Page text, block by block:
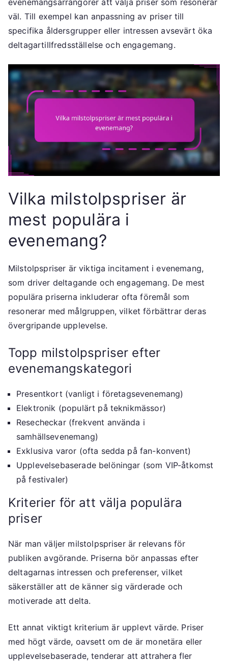
evenemangsarrangörer att välja priser som resonerar
väl. Till exempel kan anpassning av priser till
specifika åldersgrupper eller intressen avsevärt öka
deltagartillfredsställelse och engagemang.
Vilka milstolpspriser är
mest populära i
evenemang?
Milstolpspriser är viktiga incitament i evenemang,
som driver deltagande och engagemang. De mest
populära priserna inkluderar ofta föremål som
resonerar med målgruppen, vilket förbättrar deras
övergripande upplevelse.
Topp milstolpspriser efter
evenemangskategori
Presentkort (vanligt i företagsevenemang)
Elektronik (populärt på teknikmässor)
Resecheckar (frekvent använda i
samhällsevenemang)
Exklusiva varor (ofta sedda på fan-konvent)
Upplevelsebaserade belöningar (som VIP-åtkomst
på festivaler)
Kriterier för att välja populära
priser
När man väljer milstolpspriser är relevans för
publiken avgörande. Priserna bör anpassas efter
deltagarnas intressen och preferenser, vilket
säkerställer att de känner sig värderade och
motiverade att delta.
Ett annat viktigt kriterium är upplevt värde. Priser
med högt värde, oavsett om de är monetära eller
upplevelsebaserade, tenderar att attrahera fler